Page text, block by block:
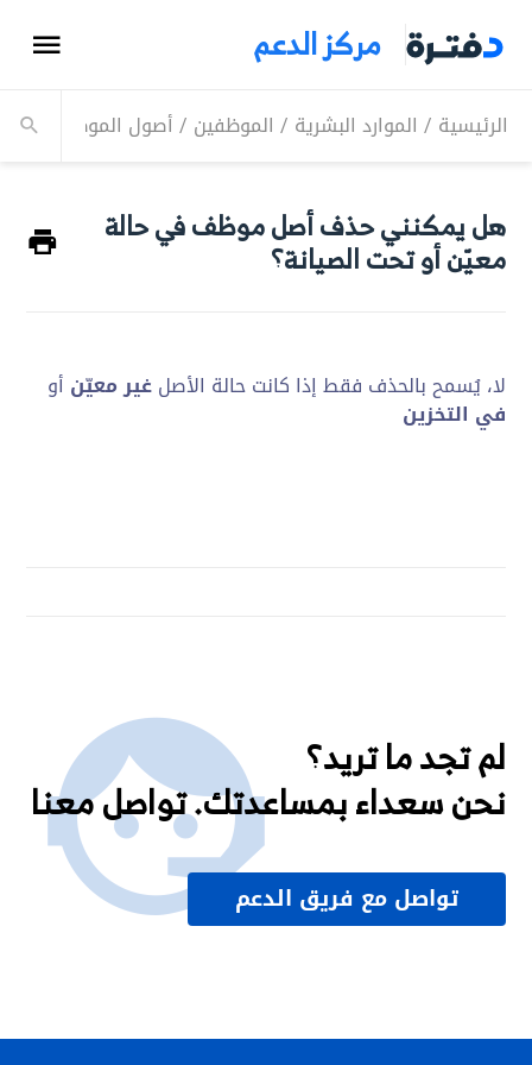
مركز الدعم
الرئيسية / الموارد البشرية / الموظفين /أصول الموظفين /
هل يمكنني حذف أصل موظف في حالة
معيّن أو تحت الصيانة؟
لا، يُسمح بالحذف فقط إذا كانت حالة الأصلغير معيّن أو
في التخزين
لم تجد ما تريد؟
نحن سعداء بمساعدتك. تواصل معنا
تواصل مع فريق الدعم